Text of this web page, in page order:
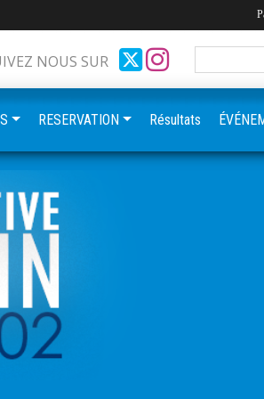
NOUS SUR
RESERVATION Résultats